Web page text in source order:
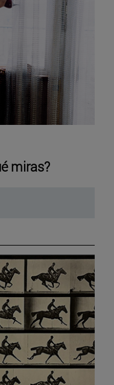
miras?